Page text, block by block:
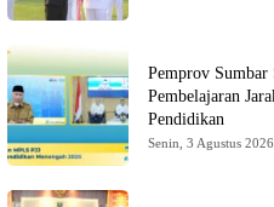
Pemprov Sumbar
Pembelajaran
Pendidikan
Senin, 3 Agustus